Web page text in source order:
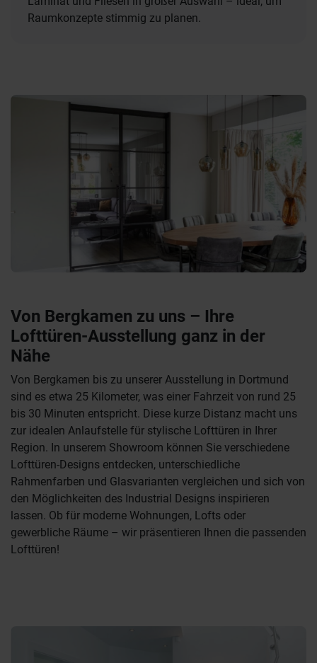
Raumkonzepte stimmig zu planen.
Von Bergkamen zu uns – Ihre
Lofttüren-Ausstellung ganz in der
Nähe
Von Bergkamen bis zu unserer Ausstellung in Dortmund
sind es etwa 25 Kilometer, was einer Fahrzeit von rund 25
bis 30 Minuten entspricht. Diese kurze Distanz macht uns
zur idealen Anlaufstelle für stylische Lofttüren in Ihrer
Region. In unserem Showroom können Sie verschiedene
Lofttüren-Designs entdecken, unterschiedliche
Rahmenfarben und Glasvarianten vergleichen und sich von
den Möglichkeiten des Industrial Designs inspirieren
lassen. Ob für moderne Wohnungen, Lofts oder
gewerbliche Räume – wir präsentieren Ihnen die passenden
Lofttüren!